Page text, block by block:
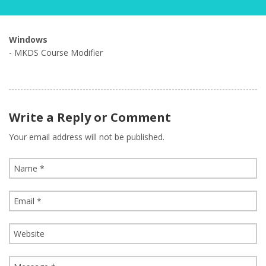
Windows
- MKDS Course Modifier
Write a Reply or Comment
Your email address will not be published.